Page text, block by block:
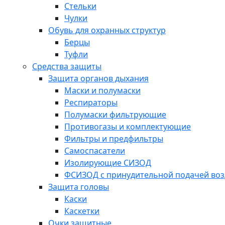
Стельки
Чулки
Обувь для охранных структур
Берцы
Туфли
Средства защиты
Защита органов дыхания
Маски и полумаски
Респираторы
Полумаски фильтрующие
Противогазы и комплектующие
Фильтры и предфильтры
Самоспасатели
Изолирующие СИЗОД
ФСИЗОД с принудительной подачей
Защита головы
Каски
Каскетки